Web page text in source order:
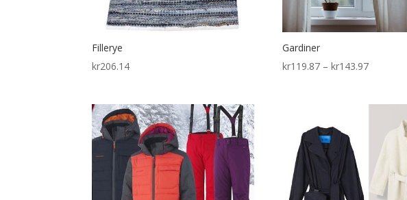
Fillerye
kr206.14
Gardiner
kr119.87 – kr143.97Price
kr119.87
through
kr143.97